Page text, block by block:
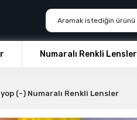
Numaralı Renkli Lensler
(-) Numaralı Renkli Lensler